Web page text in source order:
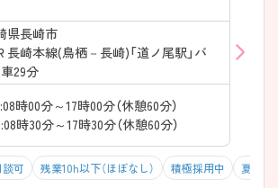
県長崎市
長崎本線(鳥栖－長崎)「道ノ尾駅」バ
車29分
:08時00分～17時00分（休憩60分）
:08時30分～17時30分（休憩60分）
談可 残業10h以下（ほぼなし） 積極採用中 夏～秋